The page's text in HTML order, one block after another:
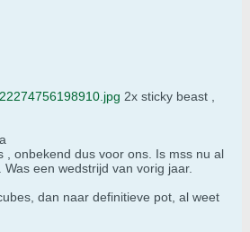
2x sticky beast ,
, onbekend dus voor ons. Is mss nu al
een wedstrijd van vorig jaar.
dan naar definitieve pot, al weet